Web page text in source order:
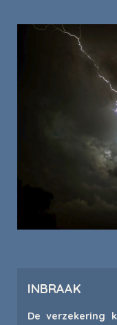
INBRAAK
De verzekering